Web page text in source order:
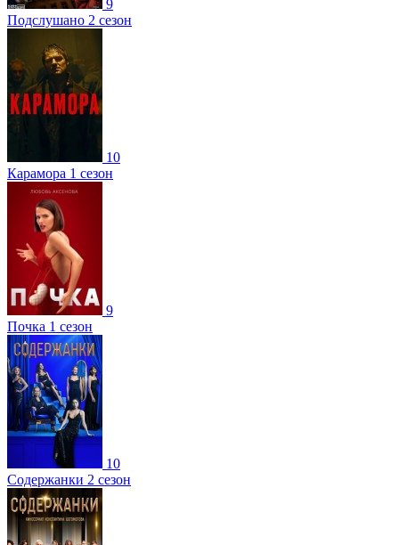
9
Подслушано 2 сезон
10
Карамора 1 сезон
9
Почка 1 сезон
10
Содержанки 2 сезон